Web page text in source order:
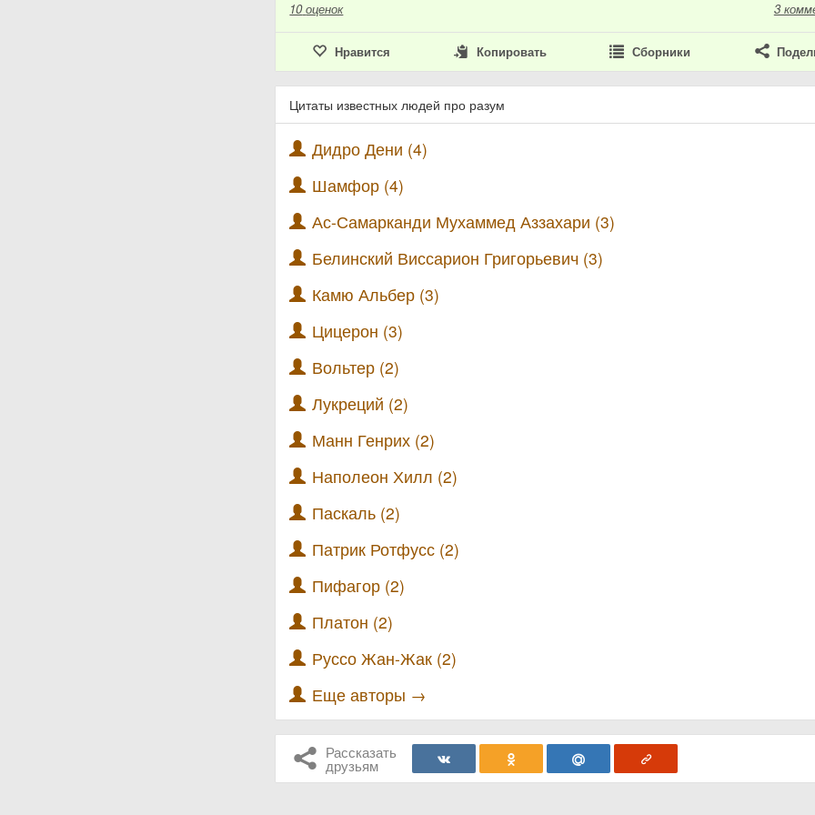
10 оценок 3
Нравится Копировать Сборники
Цитаты известных людей про разум
Дидро Дени (4)
Шамфор (4)
Ас-Самарканди Мухаммед Аззахари (3)
Белинский Виссарион Григорьевич (3)
Камю Альбер (3)
Цицерон (3)
Вольтер (2)
Лукреций (2)
Манн Генрих (2)
Наполеон Хилл (2)
Паскаль (2)
Патрик Ротфусс (2)
Пифагор (2)
Платон (2)
Руссо Жан-Жак (2)
Еще авторы →
Рассказать
друзьям